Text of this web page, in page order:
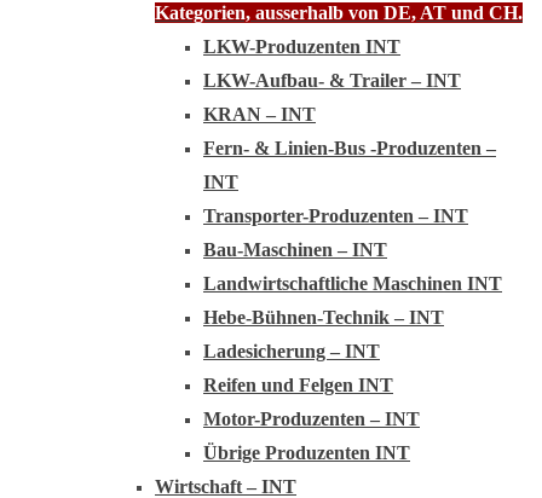
Kategorien, ausserhalb von DE, AT und CH.
LKW-Produzenten INT
LKW-Aufbau- & Trailer – INT
KRAN – INT
Fern- & Linien-Bus -Produzenten –
INT
Transporter-Produzenten – INT
Bau-Maschinen – INT
Landwirtschaftliche Maschinen INT
Hebe-Bühnen-Technik – INT
Ladesicherung – INT
Reifen und Felgen INT
Motor-Produzenten – INT
Übrige Produzenten INT
Wirtschaft – INT